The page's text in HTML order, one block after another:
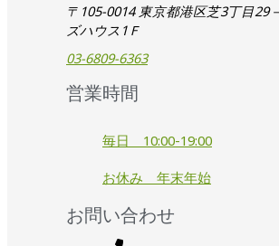
〒105-0014 東京都港区芝3丁目29
ズハウス1Ｆ
03-6809-6363
営業時間
毎日 10:00-19:00
お休み 年末年始
お問い合わせ